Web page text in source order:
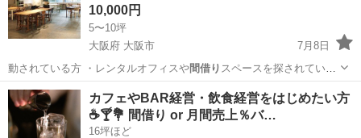
10,000円
5〜10坪
大阪府 大阪市
7月8日
動されている方 ・レンタルオフィスや間借り スペースを探されている
方 ・イベント…
大阪 大阪市 レンタルオフィス 徒歩
カフェやBAR経営・飲食経営をはじめたい方
☕️🍸💐 間借り or 月間売上％バ…
16坪ほど